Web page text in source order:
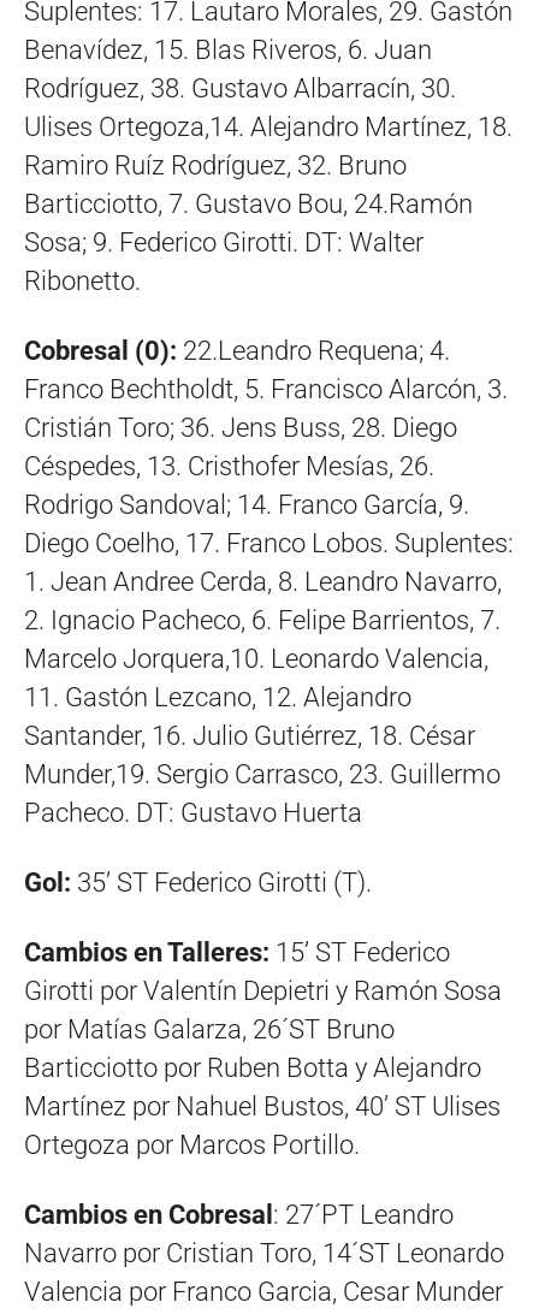
Suplentes: 17. Lautaro Morales, 29. Gastón
Benavídez, 15. Blas Riveros, 6. Juan
Rodríguez, 38. Gustavo Albarracín, 30.
Ulises Ortegoza,14. Alejandro Martínez, 18.
Ramiro Ruíz Rodríguez, 32. Bruno
Barticciotto, 7. Gustavo Bou, 24.Ramón
Sosa; 9. Federico Girotti. DT: Walter
Ribonetto.
Cobresal (0): 22.Leandro Requena; 4.
Franco Bechtholdt, 5. Francisco Alarcón, 3.
Cristián Toro; 36. Jens Buss, 28. Diego
Céspedes, 13. Cristhofer Mesías, 26.
Rodrigo Sandoval; 14. Franco García, 9.
Diego Coelho, 17. Franco Lobos. Suplentes:
1. Jean Andree Cerda, 8. Leandro Navarro,
2. Ignacio Pacheco, 6. Felipe Barrientos, 7.
Marcelo Jorquera,10. Leonardo Valencia,
11. Gastón Lezcano, 12. Alejandro
Santander, 16. Julio Gutiérrez, 18. César
Munder,19. Sergio Carrasco, 23. Guillermo
Pacheco. DT: Gustavo Huerta
Gol: 35’ ST Federico Girotti (T).
Cambios en Talleres: 15’ ST Federico
Girotti por Valentín Depietri y Ramón Sosa
por Matías Galarza, 26´ST Bruno
Barticciotto por Ruben Botta y Alejandro
Martínez por Nahuel Bustos, 40’ ST Ulises
Ortegoza por Marcos Portillo.
Cambios en Cobresal : 27´PT Leandro
Navarro por Cristian Toro, 14´ST Leonardo
Valencia por Franco Garcia, Cesar Munder